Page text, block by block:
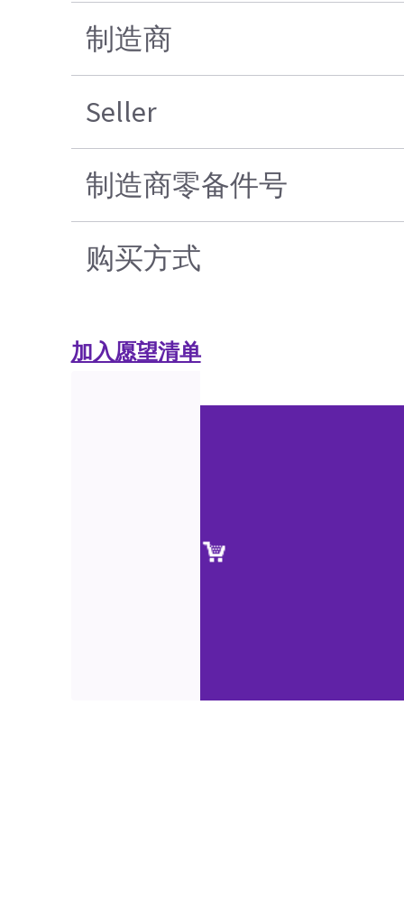
制造商
Seller
制造商零备件号
购买方式
加入愿望清单